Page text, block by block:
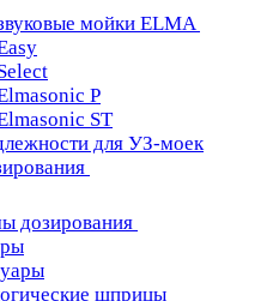
мойки ELMA
P
ST
для УЗ-моек
дозирования
шприцы